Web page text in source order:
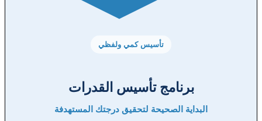
تأسيس كمي ولفظي
برنامج تأسيس القدرات
البداية الصحيحة لتحقيق درجتك المستهدفة